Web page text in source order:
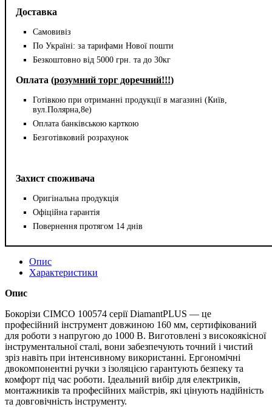
Доставка
Самовивіз
По Україні: за тарифами Нової пошти
Безкоштовно від 5000 грн. та до 30кг
Оплата (розумний торг доречний!!!)
Готівкою при отриманні продукції в магазині (Київ,
вул.Полярна,8е)
Оплата банківською карткою
Безготівковий розрахунок
Захист споживача
Оригінальна продукція
Офіційна гарантія
Повернення протягом 14 днів
Опис
Характеристики
Опис
Бокорізи CIMCO 100574 серії DiamantPLUS — це
професійний інструмент довжиною 160 мм, сертифікований
для роботи з напругою до 1000 В. Виготовлені з високоякісної
інструментальної сталі, вони забезпечують точний і чистий
зріз навіть при інтенсивному використанні. Ергономічні
двокомпонентні ручки з ізоляцією гарантують безпеку та
комфорт під час роботи. Ідеальний вибір для електриків,
монтажників та професійних майстрів, які цінують надійність
та довговічність інструменту.